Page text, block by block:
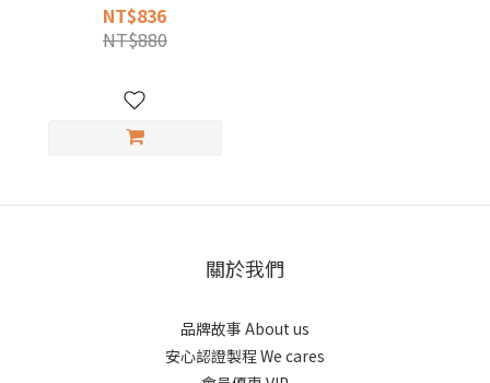
NT$836
NT$880
關於我們
品牌故事 About us
安心認證製程 We cares